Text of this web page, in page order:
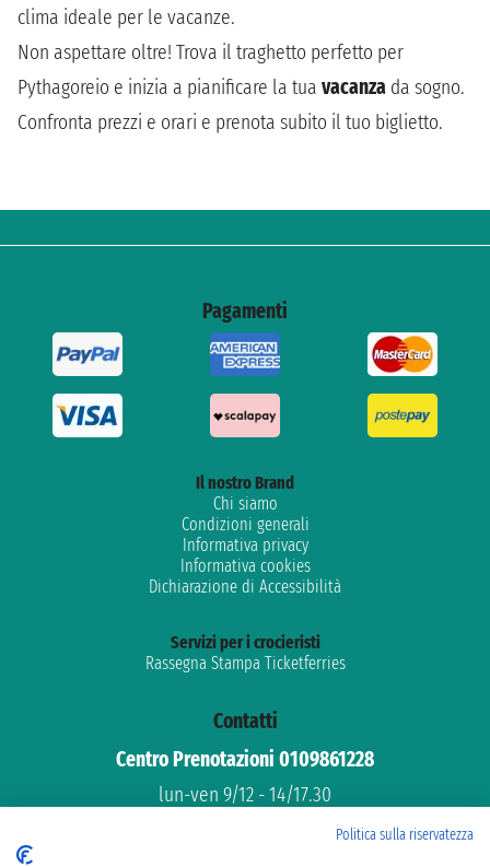
clima ideale per le vacanze.
Non aspettare oltre! Trova il traghetto perfetto per
Pythagoreio e inizia a pianificare la tua vacanza da sogno.
Confronta prezzi e orari e prenota subito il tuo biglietto.
Pagamenti
Il nostro Brand
Chi siamo
Condizioni generali
Informativa privacy
Informativa cookies
Dichiarazione di Accessibilità
Servizi per i crocieristi
Rassegna Stampa Ticketferries
Contatti
Centro Prenotazioni 0109861228
lun-ven 9/12 - 14/17.30
Politica sulla riservatezza